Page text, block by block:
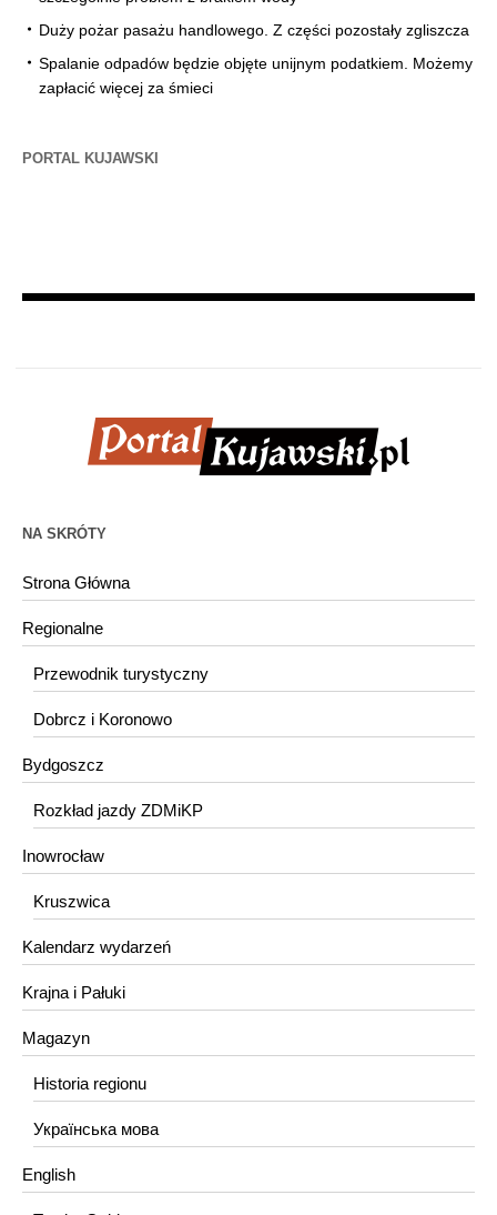
Duży pożar pasażu handlowego. Z części pozostały zgliszcza
Spalanie odpadów będzie objęte unijnym podatkiem. Możemy
zapłacić więcej za śmieci
PORTAL KUJAWSKI
NA SKRÓTY
Strona Główna
Regionalne
Przewodnik turystyczny
Dobrcz i Koronowo
Bydgoszcz
Rozkład jazdy ZDMiKP
Inowrocław
Kruszwica
Kalendarz wydarzeń
Krajna i Pałuki
Magazyn
Historia regionu
Українська мова
English